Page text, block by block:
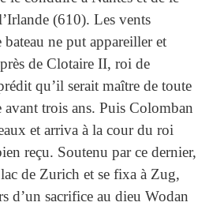
(610). Les vents
ne put appareiller et
de Clotaire II, roi de
qu’il serait maître de toute
avant trois ans. Puis Colomban
et arriva à la cour du roi
reçu. Soutenu par ce dernier,
de Zurich et se fixa à Zug,
d’un sacrifice au dieu Wodan